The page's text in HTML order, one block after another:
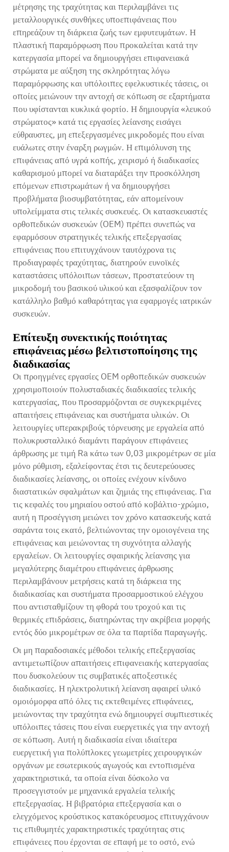
μέτρησης της τραχύτητας και περιλαμβάνει τις
μεταλλουργικές συνθήκες υποεπιφάνειας που
επηρεάζουν τη διάρκεια ζωής των εμφυτευμάτων. Η
πλαστική παραμόρφωση που προκαλείται κατά την
κατεργασία μπορεί να δημιουργήσει επιφανειακά
στρώματα με αύξηση της σκληρότητας λόγω
παραμόρφωσης και υπόλοιπες εφελκυστικές τάσεις, οι
οποίες μειώνουν την αντοχή σε κόπωση σε εξαρτήματα
που υφίστανται κυκλικά φορτίο. Η δημιουργία «λευκού
στρώματος» κατά τις εργασίες λείανσης εισάγει
εύθραυστες, μη επεξεργασμένες μικροδομές που είναι
ευάλωτες στην έναρξη ρωγμών. Η επιμόλυνση της
επιφάνειας από υγρά κοπής, χειρισμό ή διαδικασίες
καθαρισμού μπορεί να διαταράξει την προσκόλληση
επόμενων επιστρωμάτων ή να δημιουργήσει
προβλήματα βιοσυμβατότητας, εάν απομείνουν
υπολείμματα στις τελικές συσκευές. Οι κατασκευαστές
ορθοπεδικών συσκευών (OEM) πρέπει συνεπώς να
εφαρμόσουν στρατηγικές τελικής επεξεργασίας
επιφάνειας που επιτυγχάνουν ταυτόχρονα τις
προδιαγραφές τραχύτητας, διατηρούν ευνοϊκές
καταστάσεις υπόλοιπων τάσεων, προστατεύουν τη
μικροδομή του βασικού υλικού και εξασφαλίζουν τον
κατάλληλο βαθμό καθαρότητας για εφαρμογές ιατρικών
συσκευών.
Επίτευξη συνεκτικής ποιότητας
επιφάνειας μέσω βελτιστοποίησης της
διαδικασίας
Οι προηγμένες εργασίες OEM ορθοπεδικών συσκευών
χρησιμοποιούν πολυσταδιακές διαδικασίες τελικής
κατεργασίας, που προσαρμόζονται σε συγκεκριμένες
απαιτήσεις επιφάνειας και συστήματα υλικών. Οι
λειτουργίες υπερακριβούς τόρνευσης με εργαλεία από
πολυκρυσταλλικό διαμάντι παράγουν επιφάνειες
άρθρωσης με τιμή Ra κάτω των 0,03 μικρομέτρων σε μία
μόνο ρύθμιση, εξαλείφοντας έτσι τις δευτερεύουσες
διαδικασίες λείανσης, οι οποίες ενέχουν κίνδυνο
διαστατικών σφαλμάτων και ζημιάς της επιφάνειας. Για
τις κεφαλές του μηριαίου οστού από κοβάλτιο-χρώμιο,
αυτή η προσέγγιση μειώνει τον χρόνο κατασκευής κατά
σαράντα τοις εκατό, βελτιώνοντας την ομοιογένεια της
επιφάνειας και μειώνοντας τη συχνότητα αλλαγής
εργαλείων. Οι λειτουργίες σφαιρικής λείανσης για
μεγαλύτερης διαμέτρου επιφάνειες άρθρωσης
περιλαμβάνουν μετρήσεις κατά τη διάρκεια της
διαδικασίας και συστήματα προσαρμοστικού ελέγχου
που αντισταθμίζουν τη φθορά του τροχού και τις
θερμικές επιδράσεις, διατηρώντας την ακρίβεια μορφής
εντός δύο μικρομέτρων σε όλα τα παρτίδα παραγωγής.
Οι μη παραδοσιακές μέθοδοι τελικής επεξεργασίας
αντιμετωπίζουν απαιτήσεις επιφανειακής κατεργασίας
που δυσκολεύουν τις συμβατικές αποξεστικές
διαδικασίες. Η ηλεκτρολυτική λείανση αφαιρεί υλικό
ομοιόμορφα από όλες τις εκτεθειμένες επιφάνειες,
μειώνοντας την τραχύτητα ενώ δημιουργεί συμπιεστικές
υπόλοιπες τάσεις που είναι ευεργετικές για την αντοχή
σε κόπωση. Αυτή η διαδικασία είναι ιδιαίτερα
ευεργετική για πολύπλοκες γεωμετρίες χειρουργικών
οργάνων με εσωτερικούς αγωγούς και εντοπισμένα
χαρακτηριστικά, τα οποία είναι δύσκολο να
προσεγγιστούν με μηχανικά εργαλεία τελικής
επεξεργασίας. Η βιβρατόρια επεξεργασία και ο
ελεγχόμενος κρούστικος κατακόρευσμος επιτυγχάνουν
τις επιθυμητές χαρακτηριστικές τραχύτητας στις
επιφάνειες που έρχονται σε επαφή με το οστό, ενώ